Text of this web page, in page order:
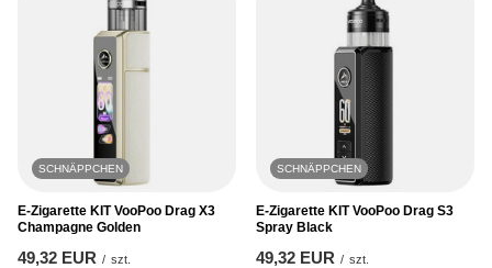
SCHNÄPPCHEN
E-Zigarette KIT VooPoo Drag X3
Champagne Golden
49,32 EUR / szt.
SCHNÄPPCHEN
E-Zigarette KIT VooPoo Drag S3
Spray Black
49,32 EUR / szt.